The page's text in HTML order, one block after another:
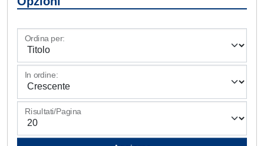
Ordina per:
In ordine:
Risultati/Pagina